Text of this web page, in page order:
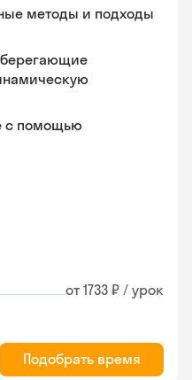
методы и подходы
с помощью
от 1733 ₽ / урок
Подобрать время